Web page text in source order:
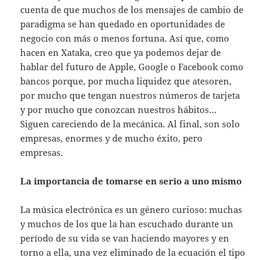
cuenta de que muchos de los mensajes de cambio de
paradigma se han quedado en oportunidades de
negocio con más o menos fortuna. Así que, como
hacen en Xataka, creo que ya podemos dejar de
hablar del futuro de Apple, Google o Facebook como
bancos porque, por mucha liquidez que atesoren,
por mucho que tengan nuestros números de tarjeta
y por mucho que conozcan nuestros hábitos…
Siguen careciendo de la mecánica. Al final, son solo
empresas, enormes y de mucho éxito, pero
empresas.
La importancia de tomarse en serio a uno mismo
La música electrónica es un género curioso: muchas
y muchos de los que la han escuchado durante un
período de su vida se van haciendo mayores y en
torno a ella, una vez eliminado de la ecuación el tipo